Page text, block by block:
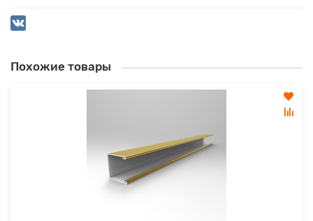
Похожие товары